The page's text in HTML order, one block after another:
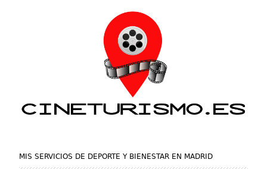
MIS SERVICIOS DE DEPORTE Y BIENESTAR EN MADRID